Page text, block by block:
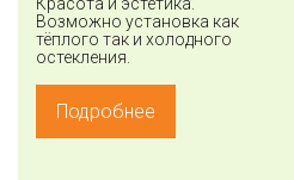
Красота и эстетика.
Возможно установка как
тёплого так и холодного
остекления.
Подробнее